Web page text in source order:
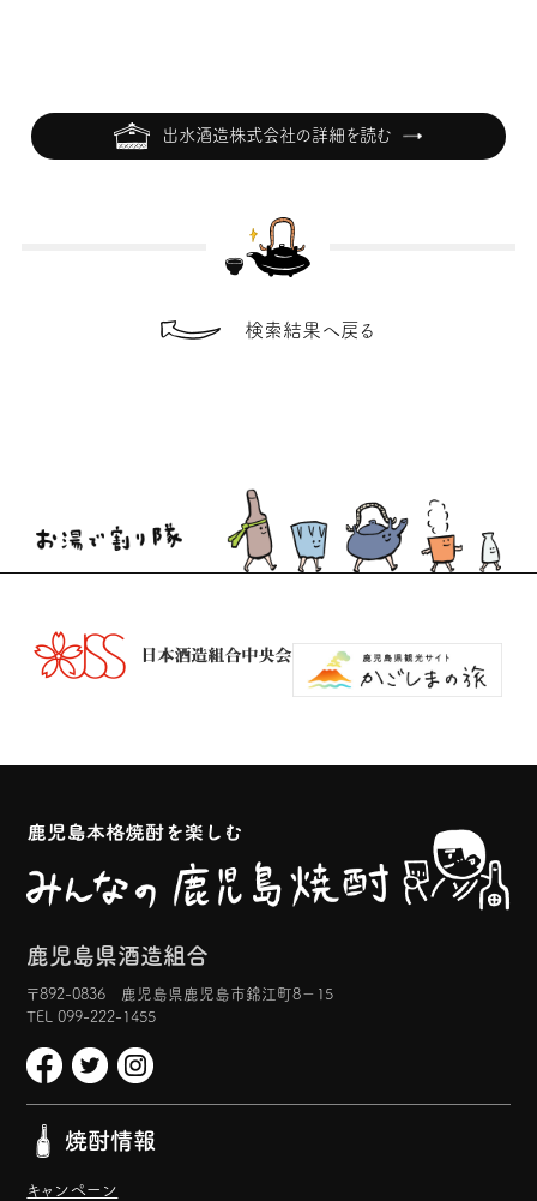
出水酒造株式会社の詳細を読む
検索結果へ戻る
鹿児島県酒造組合
〒892-0836 鹿児島県鹿児島市錦江町8−15
TEL 099-222-1455
焼酎情報
キャンペーン